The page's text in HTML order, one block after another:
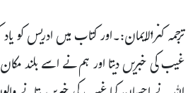
ترجمہ کنزالایمان:۔اور کتاب میں ادریس کو
غیب کی خبریں دیتا اور ہم نے اسے بلند